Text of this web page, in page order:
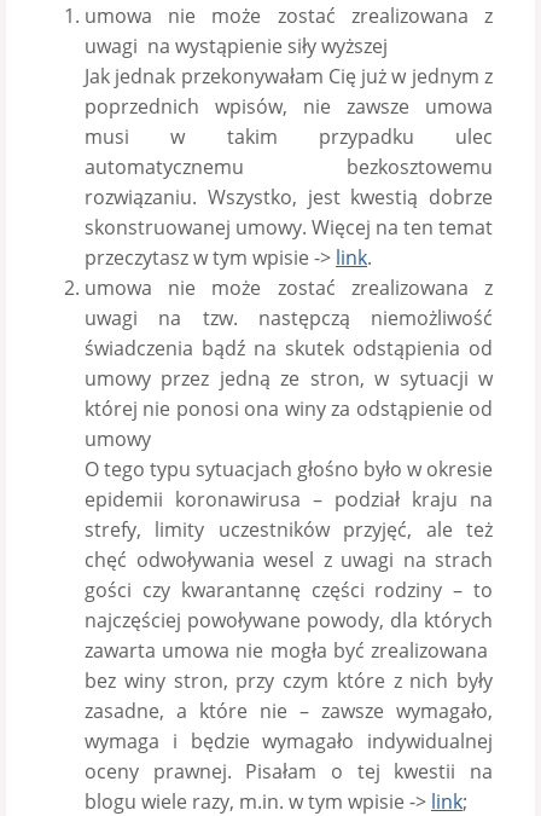
umowa nie może zostać zrealizowana z
uwagi na wystąpienie siły wyższej
Jak jednak przekonywałam Cię już w jednym z
poprzednich wpisów, nie zawsze umowa
musi w takim przypadku ulec
automatycznemu bezkosztowemu
rozwiązaniu. Wszystko, jest kwestią dobrze
skonstruowanej umowy. Więcej na ten temat
przeczytasz w tym wpisie -> link.
umowa nie może zostać zrealizowana z
uwagi na tzw. następczą niemożliwość
świadczenia bądź na skutek odstąpienia od
umowy przez jedną ze stron, w sytuacji w
której nie ponosi ona winy za odstąpienie od
umowy
O tego typu sytuacjach głośno było w okresie
epidemii koronawirusa – podział kraju na
strefy, limity uczestników przyjęć, ale też
chęć odwoływania wesel z uwagi na strach
gości czy kwarantannę części rodziny – to
najczęściej powoływane powody, dla których
zawarta umowa nie mogła być zrealizowana
bez winy stron, przy czym które z nich były
zasadne, a które nie – zawsze wymagało,
wymaga i będzie wymagało indywidualnej
oceny prawnej. Pisałam o tej kwestii na
blogu wiele razy, m.in. w tym wpisie -> link;